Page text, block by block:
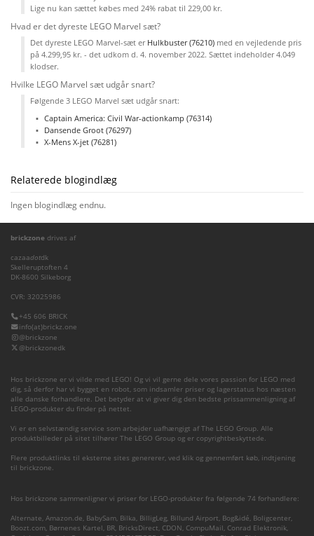
Lige nu kan sættet købes med 24% rabat til 229,00 kr.
Hvad er det dyreste LEGO Marvel sæt?
Det dyreste LEGO Marvel-sæt er Hulkbuster​ (76210) med en vejledende pris
på 4.299,95 kr. - det udkom d. 4. november 2022. Sættet indeholder 4.049
klodser.
Hvilke LEGO Marvel sæt udgår snart?
Følgende 3 LEGO Marvel sæt udgår snart:
Captain America: Civil War-actionkamp (76314)
Dansende Groot (76297)
X-Mens X-jet (76281)
Relaterede blogindlæg
Ingen blogindlæg endnu.
brickzone drives af
cazaadotdk
Skelleruptoften 4
DK-8600 Silkeborg
CVR: 32025986
+45 606 BRICK
info(at)brickz.one
@brickzone
@brickzonedk
Hos brickzone er vi vilde med LEGO! Og vi vil gerne dele vores passion for LEGO med
dig, så derfor har vi bygget en robot, som indsamler priser og lagerstatus hos næsten
alle danske forhandlere. Det betyder at vi giver dig den bedste prissammenligning af
LEGO-produkter du finder på nettet.
Vi er en selvstændig service som arbejder uafhængigt af The LEGO Group. Alle
produktbilleder på sitet tilhører The LEGO Group og er copyrightbeskyttede.
Flere produktlinks til eksterne sites genererer, ved klik og gennemført køb, indtjening
til brickzone.
Hos brickzone sammenligner vi priser for LEGO-produkter fra følgende 74 forhandlere:
Alternate, Amazon.de, BabySam, Bilka, BilligLeg, Billund Airport, Bog&idé, Boligcenter,
Boozt.com, Børnenes Kartel, BR, BricksDirect, CDON, CompuMail, Conrad Elektronik,